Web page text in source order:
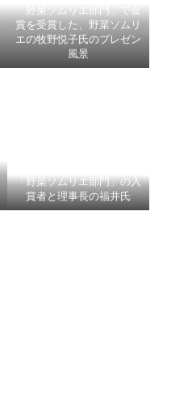
「野菜ソムリエ部門」で金
賞を受賞した、野菜ソムリ
エの牧野悦子氏のプレゼン
風景
「野菜ソムリエ部門」の入
賞者と理事長の福井氏